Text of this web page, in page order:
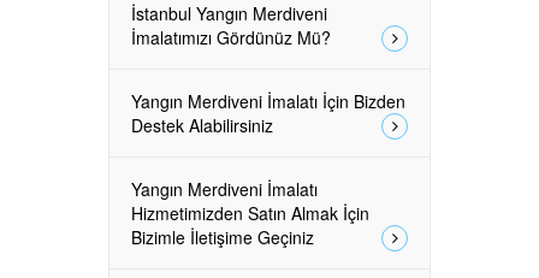
İstanbul Yangın Merdiveni
İmalatımızı Gördünüz Mü?
Yangın Merdiveni İmalatı İçin Bizden
Destek Alabilirsiniz
Yangın Merdiveni İmalatı
Hizmetimizden Satın Almak İçin
Bizimle İletişime Geçiniz